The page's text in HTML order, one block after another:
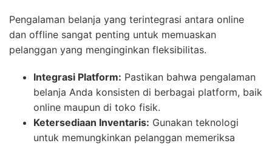
Pengalaman belanja yang terintegrasi antara online
dan offline sangat penting untuk memuaskan
pelanggan yang menginginkan fleksibilitas.
Integrasi Platform: Pastikan bahwa pengalaman
belanja Anda konsisten di berbagai platform, baik
online maupun di toko fisik.
Ketersediaan Inventaris: Gunakan teknologi
untuk memungkinkan pelanggan memeriksa